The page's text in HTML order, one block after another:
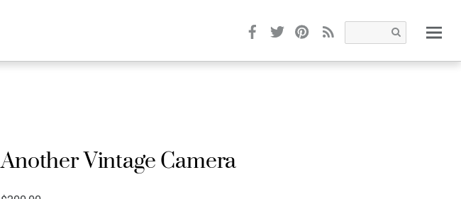
FacebookTwitterPinterest
RSS
Another Vintage Camera